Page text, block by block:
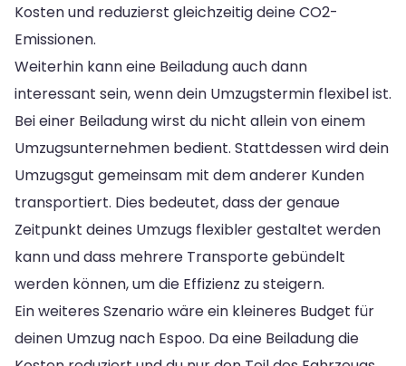
Kosten und reduzierst gleichzeitig deine CO2-
Emissionen.
Weiterhin kann eine Beiladung auch dann
interessant sein, wenn dein Umzugstermin flexibel ist.
Bei einer Beiladung wirst du nicht allein von einem
Umzugsunternehmen bedient. Stattdessen wird dein
Umzugsgut gemeinsam mit dem anderer Kunden
transportiert. Dies bedeutet, dass der genaue
Zeitpunkt deines Umzugs flexibler gestaltet werden
kann und dass mehrere Transporte gebündelt
werden können, um die Effizienz zu steigern.
Ein weiteres Szenario wäre ein kleineres Budget für
deinen Umzug nach Espoo. Da eine Beiladung die